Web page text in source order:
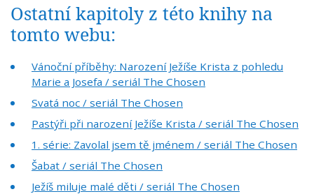
Ostatní kapitoly z této knihy na
tomto webu:
Vánoční příběhy: Narození Ježíše Krista z pohledu
Marie a Josefa / seriál The Chosen
Svatá noc / seriál The Chosen
Pastýři při narození Ježíše Krista / seriál The Chosen
1. série: Zavolal jsem tě jménem / seriál The Chosen
Šabat / seriál The Chosen
Ježíš miluje malé děti / seriál The Chosen